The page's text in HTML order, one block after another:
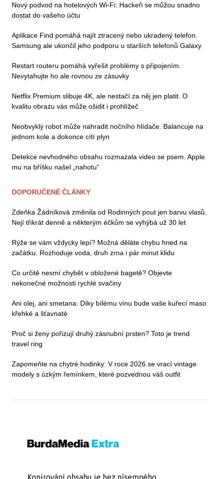
Nový podvod na hotelových Wi-Fi: Hackeři se můžou snadno
dostat do vašeho účtu
Aplikace Find pomáhá najít ztracený nebo ukradený telefon.
Samsung ale ukončil jeho podporu u starších telefonů Galaxy
Restart routeru pomáhá vyřešit problémy s připojením.
Nevytahujte ho ale rovnou ze zásuvky
Netflix Premium slibuje 4K, ale nestačí za něj jen platit. O
kvalitu obrazu vás může ošidit i prohlížeč
Neobvyklý robot může nahradit nočního hlídače. Balancuje na
jednom kole a dokonce cítí plyn
Detekce nevhodného obsahu rozmazala video se psem. Apple
mu na bříšku našel „nahotu“
DOPORUČENÉ ČLÁNKY
Zdeňka Žádníková změnila od Rodinných pout jen barvu vlasů.
Nejí třikrát denně a některým éčkům se vyhýbá už 30 let
Rýže se vám vždycky lepí? Možná děláte chybu hned na
začátku. Rozhoduje voda, druh zrna i pár minut klidu
Co určitě nesmí chybět v obložené bagetě? Objevte
nekonečné možnosti rychlé svačiny
Ani olej, ani smetana: Díky bílému vínu bude vaše kuřecí maso
křehké a šťavnaté
Proč si ženy pořizují druhý zásnubní prsten? Toto je trend
travel ring
Zapomeňte na chytré hodinky: V roce 2026 se vrací vintage
modely s úzkým řemínkem, které pozvednou váš outfit
Kopírování obsahu je bez písemného